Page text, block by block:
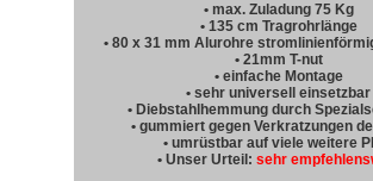
• max. Zuladung 75 Kg
• 135 cm Tragrohrlänge
• 80 x 31 mm Alurohre
• 21mm T-nut
• einfache Montage
• sehr universell einsetzbar
• Diebstahlhemmung durch
• gummiert gegen Verkratzungen
• umrüstbar auf viele weitere
• Unser Urteil: sehr